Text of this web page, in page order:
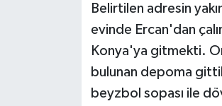
Belirtilen adresin
evinde Ercan'dan
Konya'ya gitmekti.
bulunan depoma
beyzbol sopası ile